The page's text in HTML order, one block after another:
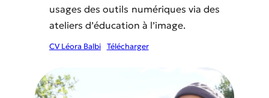
usages des outils numériques via des
ateliers d’éducation à l’image.
CV Léora Balbi Télécharger